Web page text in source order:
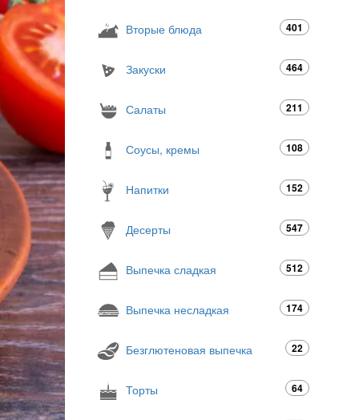
Вторые блюда 401
Закуски 464
Салаты 211
Соусы, кремы 108
Напитки 152
Десерты 547
Выпечка сладкая 512
Выпечка несладкая 174
Безглютеновая выпечка 22
Торты 64